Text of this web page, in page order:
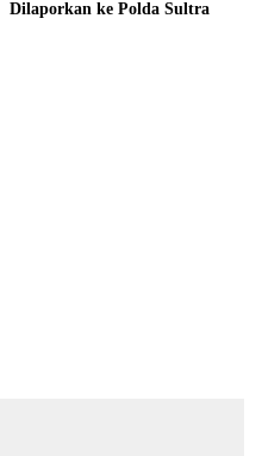
Dilaporkan ke Polda Sultra